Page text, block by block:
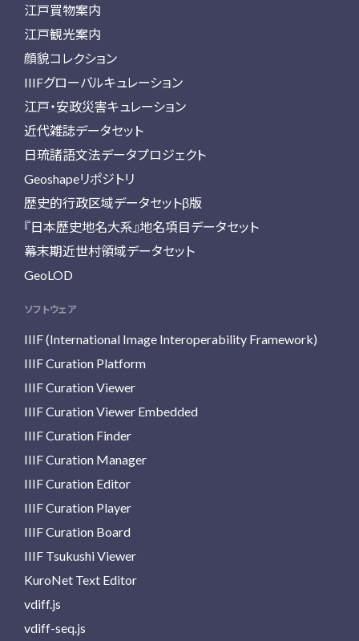
江戸買物案内
江戸観光案内
顔貌コレクション
IIIFグローバルキュレーション
江戸・安政災害キュレーション
近代雑誌データセット
日琉諸語文法データプロジェクト
Geoshapeリポジトリ
歴史的行政区域データセットβ版
『日本歴史地名大系』地名項目データセット
幕末期近世村領域データセット
GeoLOD
ソフトウェア
IIIF (International Image Interoperability Framework)
IIIF Curation Platform
IIIF Curation Viewer
IIIF Curation Viewer Embedded
IIIF Curation Finder
IIIF Curation Manager
IIIF Curation Editor
IIIF Curation Player
IIIF Curation Board
IIIF Tsukushi Viewer
KuroNet Text Editor
vdiff.js
vdiff-seq.js